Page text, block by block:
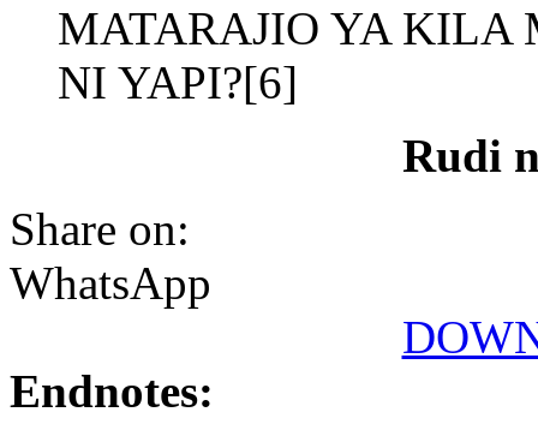
MATARAJIO YA
NI YAPI?[6]
Rudi
Share on:
WhatsApp
Endnotes: